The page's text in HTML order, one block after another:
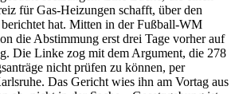
für Gas-Heizungen schafft, über den
hat. Mitten in der Fußball-WM
die Abstimmung erst drei Tage vorher auf
Die Linke zog mit dem Argument, die 278
nicht prüfen zu können, per
Das Gericht wies ihn am Vortag aus